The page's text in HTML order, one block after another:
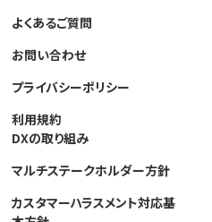
よくあるご質問
お問い合わせ
プライバシーポリシー
利用規約
DXの取り組み
マルチステークホルダー方針
カスタマーハラスメント対応基